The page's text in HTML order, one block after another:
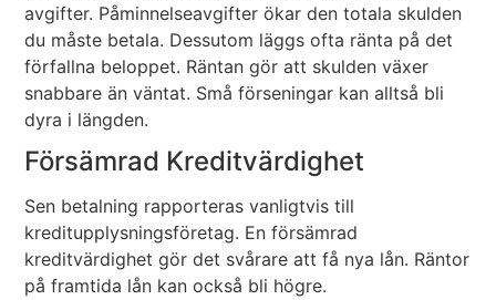
avgifter. Påminnelseavgifter ökar den totala skulden
du måste betala. Dessutom läggs ofta ränta på det
förfallna beloppet. Räntan gör att skulden växer
snabbare än väntat. Små förseningar kan alltså bli
dyra i längden.
Försämrad Kreditvärdighet
Sen betalning rapporteras vanligtvis till
kreditupplysningsföretag. En försämrad
kreditvärdighet gör det svårare att få nya lån. Räntor
på framtida lån kan också bli högre.